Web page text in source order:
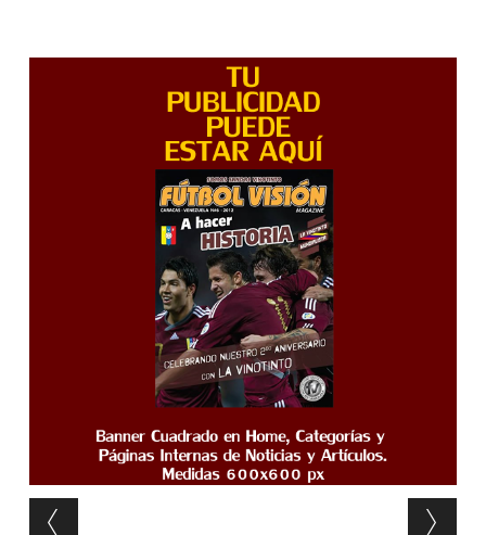
Post navigation